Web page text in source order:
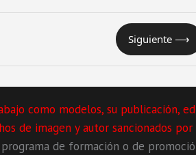
Siguiente ⟶
como modelos, su publicación,
de imagen y autor sancionados por
de formación o de